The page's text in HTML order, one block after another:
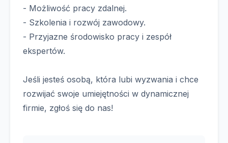
- Możliwość pracy zdalnej.
- Szkolenia i rozwój zawodowy.
- Przyjazne środowisko pracy i zespół
ekspertów.
Jeśli jesteś osobą, która lubi wyzwania i chce
rozwijać swoje umiejętności w dynamicznej
firmie, zgłoś się do nas!